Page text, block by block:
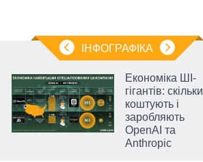
ІНФОГРАФІКА
Економіка ШІ-
гігантів: скільки
коштують і
заробляють
OpenAI та
Anthropic